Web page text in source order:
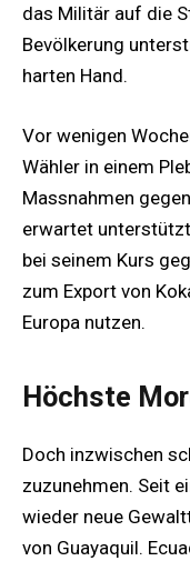
das Militär auf die
Bevölkerung
harten Hand.
Vor wenigen
Wähler in einem
Massnahmen
erwartet
bei seinem Kurs
zum Export von
Europa nutzen.
Höchste
Doch inzwischen
zuzunehmen. Seit
wieder neue
von Guayaquil.